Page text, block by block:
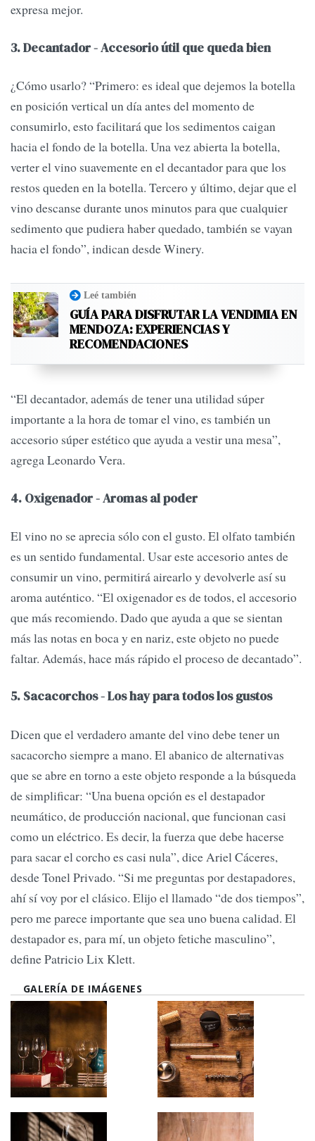
expresa mejor.
3. Decantador - Accesorio útil que queda bien
¿Cómo usarlo? “Primero: es ideal que dejemos la botella
en posición vertical un día antes del momento de
consumirlo, esto facilitará que los sedimentos caigan
hacia el fondo de la botella. Una vez abierta la botella,
verter el vino suavemente en el decantador para que los
restos queden en la botella. Tercero y último, dejar que el
vino descanse durante unos minutos para que cualquier
sedimento que pudiera haber quedado, también se vayan
hacia el fondo”, indican desde Winery.
Leé también
GUÍA PARA DISFRUTAR LA VENDIMIA EN
MENDOZA: EXPERIENCIAS Y
RECOMENDACIONES
“El decantador, además de tener una utilidad súper
importante a la hora de tomar el vino, es también un
accesorio súper estético que ayuda a vestir una mesa”,
agrega Leonardo Vera.
4. Oxigenador - Aromas al poder
El vino no se aprecia sólo con el gusto. El olfato también
es un sentido fundamental. Usar este accesorio antes de
consumir un vino, permitirá airearlo y devolverle así su
aroma auténtico. “El oxigenador es de todos, el accesorio
que más recomiendo. Dado que ayuda a que se sientan
más las notas en boca y en nariz, este objeto no puede
faltar. Además, hace más rápido el proceso de decantado”.
5. Sacacorchos - Los hay para todos los gustos
Dicen que el verdadero amante del vino debe tener un
sacacorcho siempre a mano. El abanico de alternativas
que se abre en torno a este objeto responde a la búsqueda
de simplificar: “Una buena opción es el destapador
neumático, de producción nacional, que funcionan casi
como un eléctrico. Es decir, la fuerza que debe hacerse
para sacar el corcho es casi nula”, dice Ariel Cáceres,
desde Tonel Privado. “Si me preguntas por destapadores,
ahí sí voy por el clásico. Elijo el llamado “de dos tiempos”,
pero me parece importante que sea uno buena calidad. El
destapador es, para mí, un objeto fetiche masculino”,
define Patricio Lix Klett.
GALERÍA DE IMÁGENES